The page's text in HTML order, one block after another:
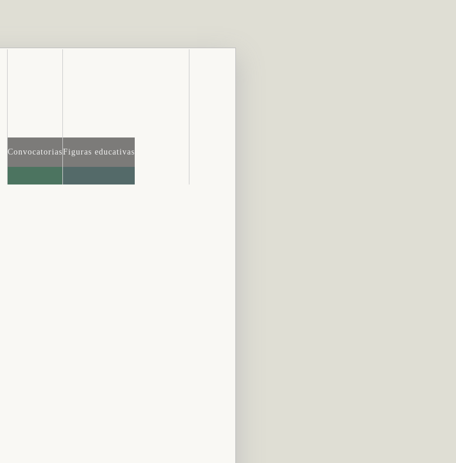
ConvocatoriasFiguras educativas